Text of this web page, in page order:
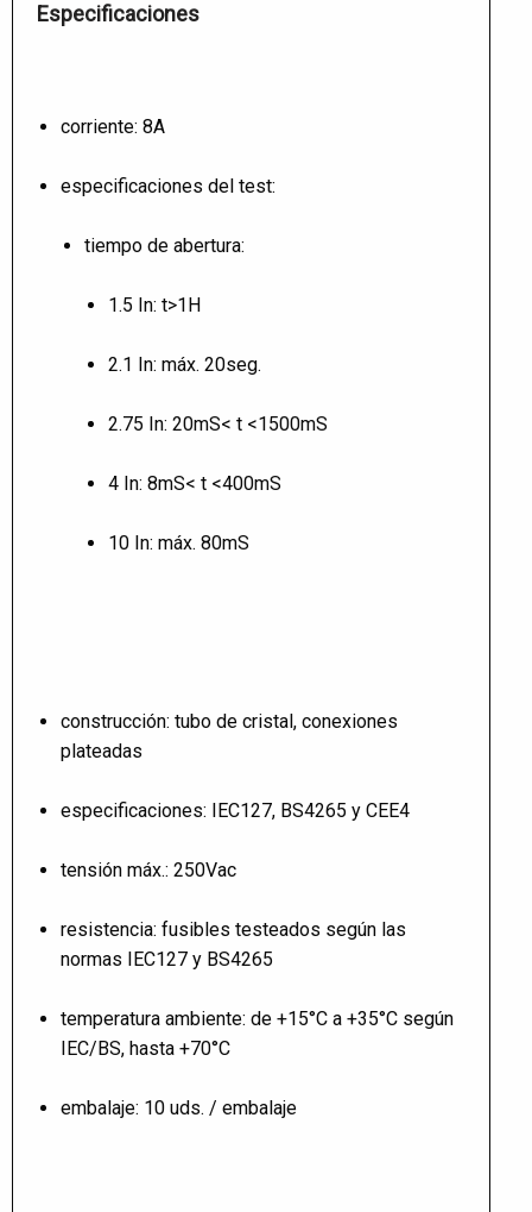
Especificaciones
corriente: 8A
especificaciones del test:
tiempo de abertura:
1.5 In: t>1H
2.1 In: máx. 20seg.
2.75 In: 20mS< t <1500mS
4 In: 8mS< t <400mS
10 In: máx. 80mS
construcción: tubo de cristal, conexiones
plateadas
especificaciones: IEC127, BS4265 y CEE4
tensión máx.: 250Vac
resistencia: fusibles testeados según las
normas IEC127 y BS4265
temperatura ambiente: de +15°C a +35°C según
IEC/BS, hasta +70°C
embalaje: 10 uds. / embalaje